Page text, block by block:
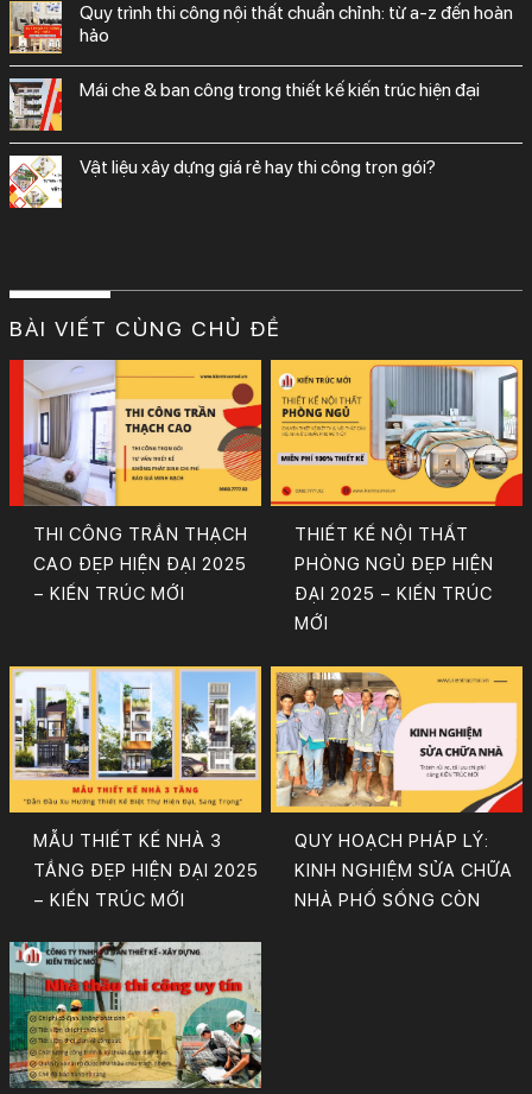
quy trình thi công nội thất chuẩn chỉnh: từ a-z đến hoàn
hảo
mái che & ban công trong thiết kế kiến trúc hiện đại
vật liệu xây dựng giá rẻ hay thi công trọn gói?
BÀI VIẾT CÙNG CHỦ ĐỀ
THI CÔNG TRẦN THẠCH
CAO ĐẸP HIỆN ĐẠI 2025
– KIẾN TRÚC MỚI
THIẾT KẾ NỘI THẤT
PHÒNG NGỦ ĐẸP HIỆN
ĐẠI 2025 – KIẾN TRÚC
MỚI
MẪU THIẾT KẾ NHÀ 3
TẦNG ĐẸP HIỆN ĐẠI 2025
– KIẾN TRÚC MỚI
QUY HOẠCH PHÁP LÝ:
KINH NGHIỆM SỬA CHỮA
NHÀ PHỐ SỐNG CÒN